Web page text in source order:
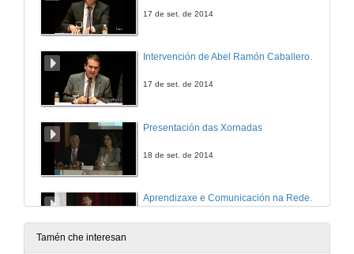
17 de set. de 2014
Intervención de Abel Ramón Caballero Álvarez
17 de set. de 2014
Presentación das Xornadas
18 de set. de 2014
Aprendizaxe e Comunicación na Rede para Séniors Universitarios
18 de set. de 2014
Tamén che interesan